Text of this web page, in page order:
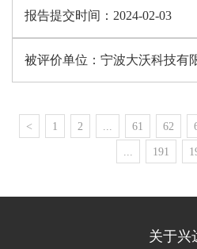
报告提交时间： 2024-02-03
被评价单位： 宁波大沃科技有
< 1 2 ... 61 62
... 191
关于兴